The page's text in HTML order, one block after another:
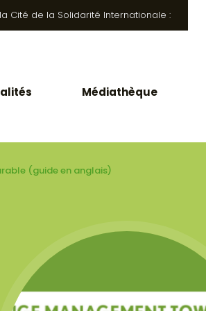
Cité de la Solidarité Internationale :
Médiathèque
(guide en anglais)